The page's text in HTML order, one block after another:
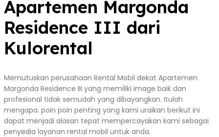
Apartemen Margonda
Residence III dari
Kulorental
Memutuskan perusahaan Rental Mobil dekat Apartemen
Margonda Residence III yang memiliki image baik dan
profesional tidak semudah yang dibayangkan. Itulah
mengapa. poin poin penting yang kami uraikan berikut ini
dapat menjadi alasan tepat mempercayakan kami sebagai
penyedia layanan rental mobil untuk anda.